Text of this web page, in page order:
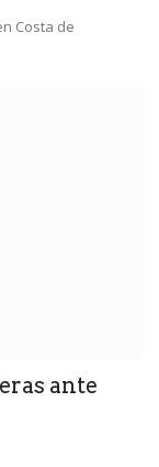
Costa de
ante